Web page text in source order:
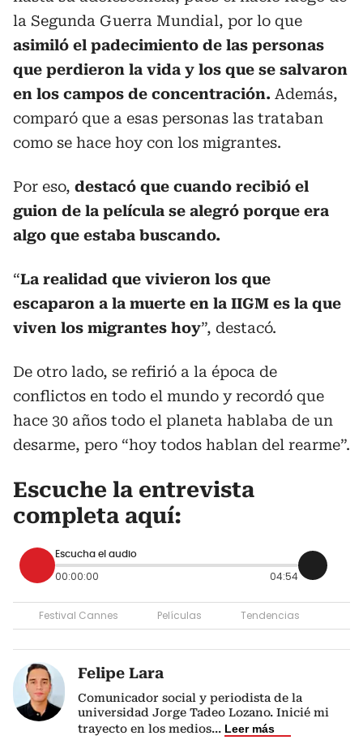
la Segunda Guerra Mundial, por lo que
asimiló el padecimiento de las personas
que perdieron la vida y los que se salvaron
en los campos de concentración. Además,
comparó que a esas personas las trataban
como se hace hoy con los migrantes.
Por eso, destacó que cuando recibió el
guion de la película se alegró porque era
algo que estaba buscando.
“La realidad que vivieron los que
escaparon a la muerte en la IIGM es la que
viven los migrantes hoy”, destacó.
De otro lado, se refirió a la época de
conflictos en todo el mundo y recordó que
hace 30 años todo el planeta hablaba de un
desarme, pero “hoy todos hablan del rearme”.
Escuche la entrevista
completa aquí:
Escucha el audio
00:00:00 04:54
Festival Cannes Películas Tendencias
Felipe Lara
Comunicador social y periodista de la
universidad Jorge Tadeo Lozano. Inicié mi
trayecto en los medios... Leer más